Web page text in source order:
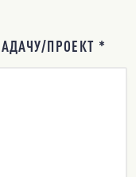
ПРОЕКТ *